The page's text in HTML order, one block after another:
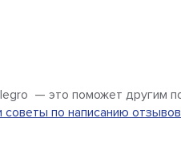
— это поможет другим
по написанию отзывов